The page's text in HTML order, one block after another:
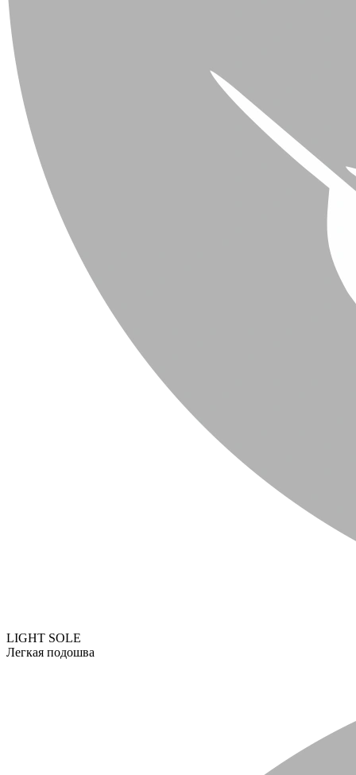
LIGHT SOLE
Легкая подошва